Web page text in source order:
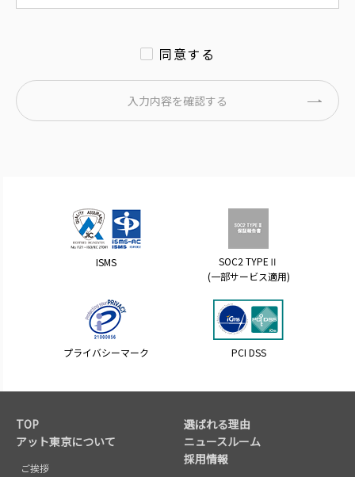
当社は、口頭、書面、電磁的記録、録音、録
する場合を含みます）。なお、電話での応対
時において、通話内容の正確な把握・確認の
3.利用目的
当社が取得する個人情報の利用目的は、次の
通りです。
(1)商談等の営業活動によって取得した個人情
商談及びこれに伴う連絡、契約の履行のた
関する当社及び協力会社の情報をお知らせす
るため。
ご意見の収集、サービスの向上又はシステム
同意する
入力内容を確認する
ISMS
SOC2 TYPEⅡ
(一部サービス適用)
プライバシーマーク PCI DSS
TOP
アット東京について
ご挨拶
選ばれる理由
ニュースルーム
採用情報